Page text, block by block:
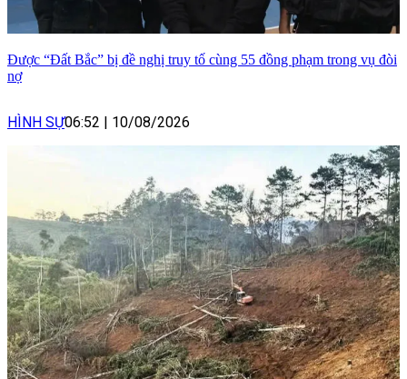
Được “Đất Bắc” bị đề nghị truy tố cùng 55 đồng phạm trong vụ đòi
nợ
HÌNH SỰ06:52 10/08/2026